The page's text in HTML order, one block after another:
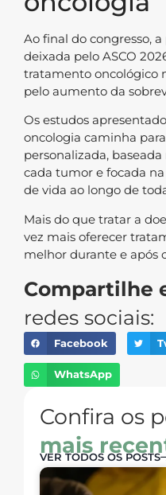
Ao final do congresso,
deixada pelo ASCO
tratamento oncológico
pelo aumento da
Os estudos
oncologia caminha
personalizada,
cada tumor e focada
de vida ao longo de
Mais do que tratar a
vez mais oferecer
melhor durante e após
Compartilhe
redes sociais:
Facebook
WhatsApp
Confira os
mais
VER TODOS OS POSTS